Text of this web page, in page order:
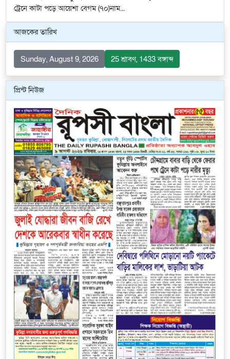
ট্রেনে কাটা পড়ে আয়েশা বেগম (৭০)নাম...
আজকের তারিখ
Sunday, August 9, 2026 25 শ্রাবণ, 1433 বঙ্গাব্দ
প্রিন্ট নিউজ